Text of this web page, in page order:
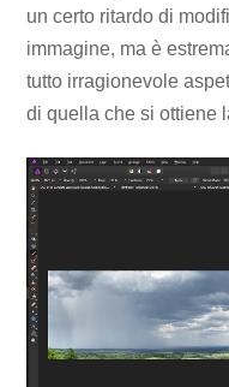
un certo ritardo di
immagine, ma è
tutto irragionevole
di quella che si ottiene